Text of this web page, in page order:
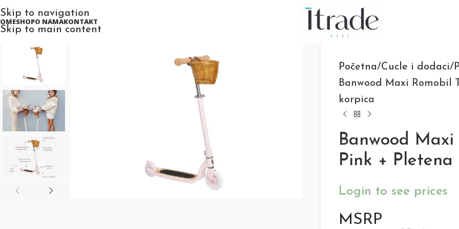
Skip to navigation
Skip to main content
SHOPO NAMAKONTAKT
Početna Cucle i dodaci
Banwood Maxi Romobil
korpica
Banwood
Pink +
Login to see prices
MSRP